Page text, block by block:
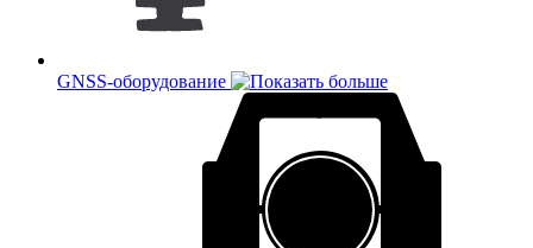
GNSS-оборудование